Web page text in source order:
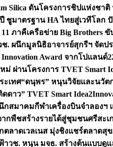
Silica ดันโครงการชิปแห่งชาติ
ชูมาตรฐาน HA ไทยสู่เวทีโลก
ภาคีเครือข่าย Big Brothers
ช. ผนึกมูลนิธิอาจารย์สุกรีฯ จัดป
Award จากโปแลนด์
ผ่านโครงการ TVET Smart
ะเทศ“ดนุพร” หนุนวิจัยและนวัต
ว” TVET Smart
กสมาคมกีฬาเครื่องบินจำลองฯ
กพืชสร้างรายได้สู่ชุมชนศรีสะเ
ตลาดเวลเนส มุ่งชิงแชร์ตลาดสุ
าวช. หนุน มจธ. สร้างต้นแบบดูแ